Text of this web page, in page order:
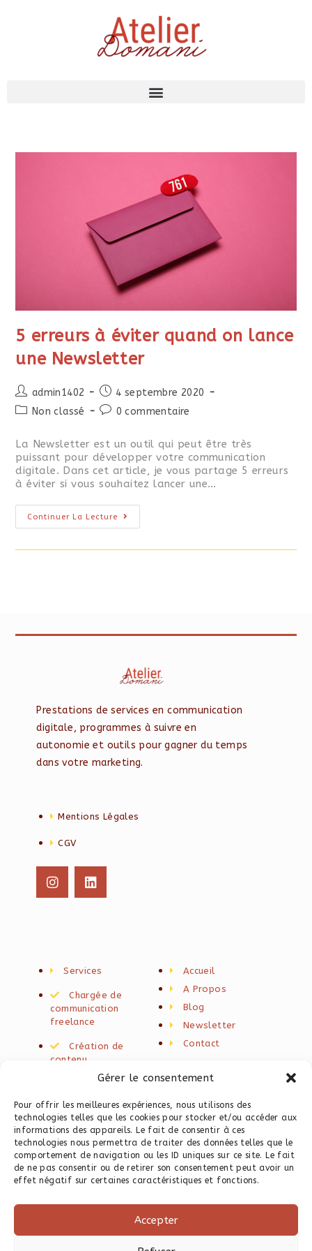
Gérer le consentement
Pour offrir les meilleures expériences, nous utilisons des
technologies telles que les cookies pour stocker et/ou accéder aux
informations des appareils. Le fait de consentir à ces
technologies nous permettra de traiter des données telles que le
comportement de navigation ou les ID uniques sur ce site. Le fait
de ne pas consentir ou de retirer son consentement peut avoir un
effet négatif sur certaines caractéristiques et fonctions.
Accepter
5 erreurs à éviter quand on lance
une Newsletter
admin1402
4 septembre 2020
Non classé
0 commentaire
La Newsletter est un outil qui peut être très
puissant pour développer votre communication
digitale. Dans cet article, je vous partage 5 erreurs
à éviter si vous souhaitez lancer une…
Continuer La Lecture
Prestations de services en communication
digitale, programmes à suivre en
autonomie et outils pour gagner du temps
dans votre marketing.
Mentions Légales
CGV
Services
Chargée de
communication
freelance
Création de
contenu
Rédaction web
Programme
Instagram
Programme Site
Web Express
gratuites
Accueil
A Propos
Blog
Newsletter
Contact